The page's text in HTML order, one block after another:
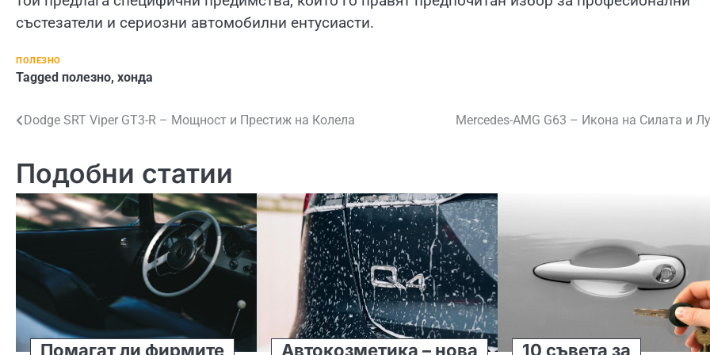
състезатели и сериозни автомобилни ентусиасти.
ПОЛЕЗНО
Tagged полезно, хонда
Навигация
Dodge SRT Viper GT3-R – Мощност и Престиж на Колела Mercedes-AMG G63 – Икона на Силата и
Подобни статии
Помагат ли фирмите Автокозметика – нова 10 съвета за